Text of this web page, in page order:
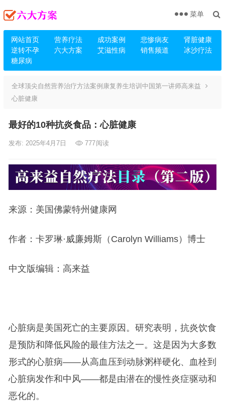
网站首页 营养疗法 成功案例 悲惨病友
肾脏健康
逆转不孕
六大方案 艾滋性病 销售频道
冰沙疗法
糖尿病
菜单
全球顶尖自然营养治疗方法案例康复养生培训中国第一讲师高来益
心脏健康
最好的10种抗炎食品：心脏健康
发布: 2025年4月7日 777阅读
来源：美国佛蒙特州健康网
作者：卡罗琳·威廉姆斯（Carolyn Williams）博士
中文版编辑：高来益
心脏病是美国死亡的主要原因。研究表明，抗炎饮食
是预防和降低风险的最佳方法之一。这是因为大多数
形式的心脏病——从高血压到动脉粥样硬化、血栓到
心脏病发作和中风——都是由潜在的慢性炎症驱动和
恶化的。